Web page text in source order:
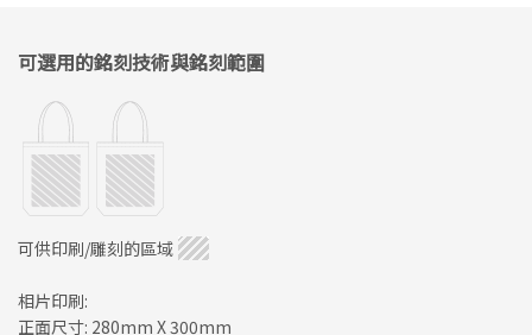
可選用的銘刻技術與銘刻範圍
可供印刷/雕刻的區域
相片印刷:
正面尺寸: 280mm X 300mm